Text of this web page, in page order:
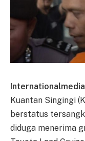
Kuantan Singingi
berstatus
diduga menerima